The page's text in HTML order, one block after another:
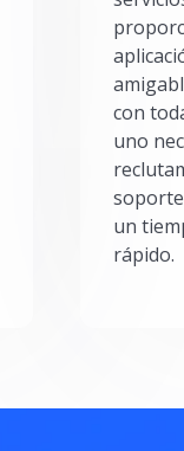
con
uno
un
rápido.